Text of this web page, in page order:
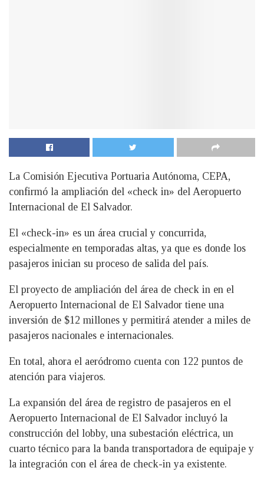
La Comisión Ejecutiva Portuaria Autónoma, CEPA,
confirmó la ampliación del «check in» del Aeropuerto
Internacional de El Salvador.
El «check-in» es un área crucial y concurrida,
especialmente en temporadas altas, ya que es donde los
pasajeros inician su proceso de salida del país.
El proyecto de ampliación del área de check in en el
Aeropuerto Internacional de El Salvador tiene una
inversión de $12 millones y permitirá atender a miles de
pasajeros nacionales e internacionales.
En total, ahora el aeródromo cuenta con 122 puntos de
atención para viajeros.
La expansión del área de registro de pasajeros en el
Aeropuerto Internacional de El Salvador incluyó la
construcción del lobby, una subestación eléctrica, un
cuarto técnico para la banda transportadora de equipaje y
la integración con el área de check-in ya existente.